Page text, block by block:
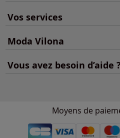
Vos services
Moda Vilona
Vous avez besoin d’aide ?
Moyens de